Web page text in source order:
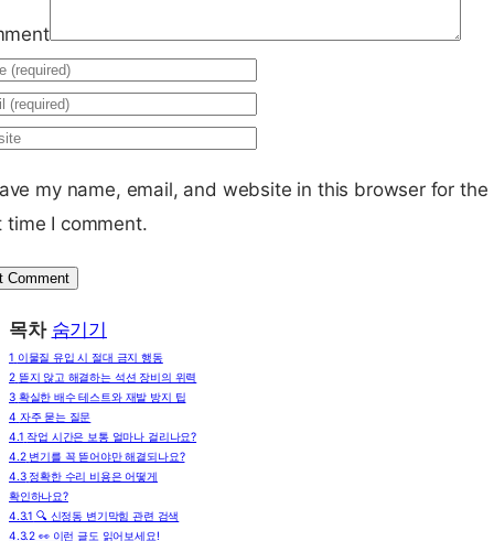
my name, email, and website in this browser for the
time I comment.
목차 숨기기
1 이물질 유입 시 절대 금지 행동
2 뜯지 않고 해결하는 석션 장비의 위력
3 확실한 배수 테스트와 재발 방지 팁
4 자주 묻는 질문
4.1 작업 시간은 보통 얼마나 걸리나요?
4.2 변기를 꼭 뜯어야만 해결되나요?
4.3 정확한 수리 비용은 어떻게
확인하나요?
4.3.1 🔍 신정동 변기막힘 관련 검색
4.3.2 👀 이런 글도 읽어보세요!